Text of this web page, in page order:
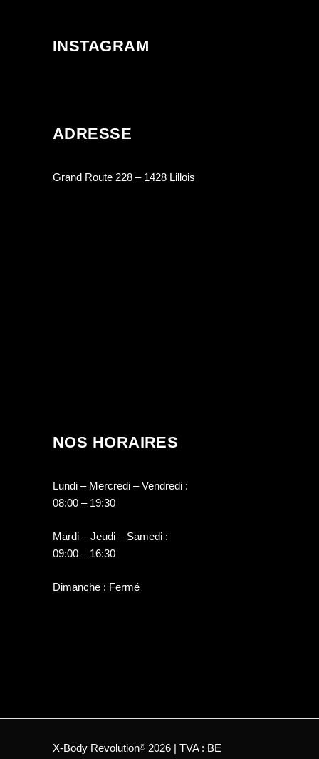
INSTAGRAM
ADRESSE
Grand Route 228 – 1428 Lillois
NOS HORAIRES
Lundi – Mercredi – Vendredi :
08:00 – 19:30
Mardi – Jeudi – Samedi :
09:00 – 16:30
Dimanche : Fermé
X-Body Revolution© 2026 | TVA : BE